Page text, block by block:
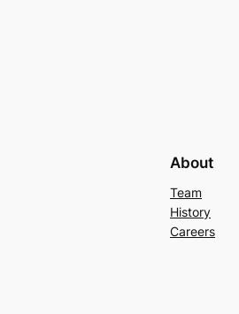
About
Team
History
Careers